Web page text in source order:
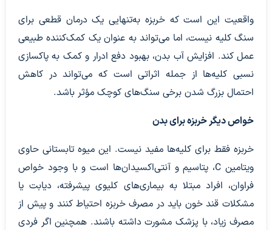
واقعیت این است که خربزه به‌تنهایی یک درمان قطعی برای
سنگ کلیه نیست، اما می‌تواند به عنوان یک کمک‌کننده طبیعی
عمل کند. افزایش آب بدن، بهبود دفع ادرار و کمک به پاکسازی
نسبی کلیه‌ها از جمله اثراتی است که می‌تواند در کاهش
احتمال بزرگ شدن برخی سنگ‌های کوچک مؤثر باشد.
خواص دیگر خربزه برای بدن
خربزه فقط برای کلیه‌ها مفید نیست. این میوه تابستانی حاوی
ویتامین C، پتاسیم و آنتی‌اکسیدان‌ها است و با وجود خواص
فراوان، افراد مبتلا به بیماری‌های کلیوی پیشرفته، دیابت یا
مشکلات قند خون باید در مصرف خربزه احتیاط کنند و پیش از
مصرف زیاد، با پزشک مشورت داشته باشند. همچنین اگر فردی